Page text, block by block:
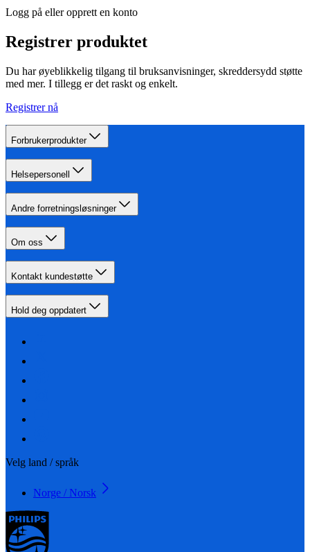
Logg på eller opprett en konto
Registrer produktet
Du har øyeblikkelig tilgang til bruksanvisninger, skreddersydd støtte
med mer. I tillegg er det raskt og enkelt.
Registrer nå
Forbrukerprodukter
Helsepersonell
Andre forretningsløsninger
Om oss
Kontakt kundestøtte
Hold deg oppdatert
Velg land / språk
Norge / Norsk